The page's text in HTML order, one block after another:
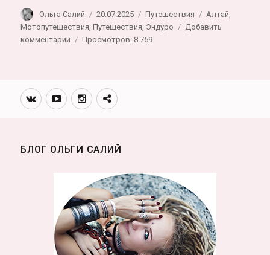
Автор
Ольга Салий Опубликовано
20.07.2025 Рубрики
Путешествия Метки
Алтай,
Мотопутешествия,Путешествия, Эндуро
Добавить
комментарий
Алтаю
на
лучшие
Просмотров: 8 759
Вконтакте
YoutubeИнстаграмм
Телеграм
БЛОГ ОЛЬГИ САЛИЙ